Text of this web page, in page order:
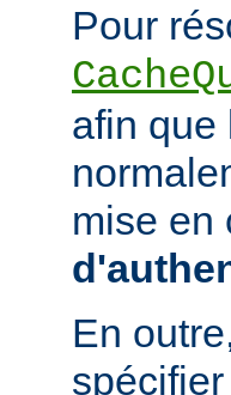
Pour
afin que
mise en
En